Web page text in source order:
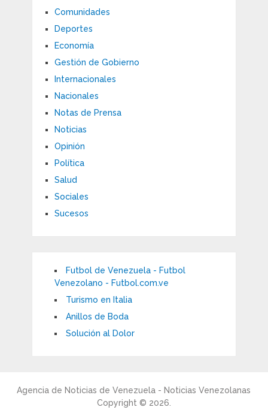
Comunidades
Deportes
Economía
Gestión de Gobierno
Internacionales
Nacionales
Notas de Prensa
Noticias
Opinión
Política
Salud
Sociales
Sucesos
Futbol de Venezuela - Futbol
Venezolano - Futbol.com.ve
Turismo en Italia
Anillos de Boda
Solución al Dolor
Agencia de Noticias de Venezuela - Noticias Venezolanas
Copyright © 2026.